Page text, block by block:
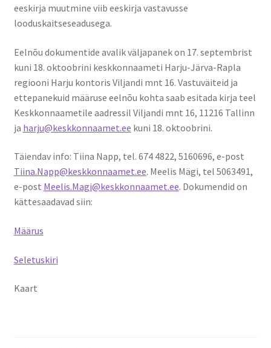
eeskirja muutmine viib eeskirja vastavusse
looduskaitseseadusega.
Eelnõu dokumentide avalik väljapanek on 17. septembrist
kuni 18. oktoobrini keskkonnaameti Harju-Järva-Rapla
regiooni Harju kontoris Viljandi mnt 16. Vastuväiteid ja
ettepanekuid määruse eelnõu kohta saab esitada kirja teel
Keskkonnaametile aadressil Viljandi mnt 16, 11216 Tallinn
ja harju@keskkonnaamet.ee kuni 18. oktoobrini.
Täiendav info: Tiina Napp, tel. 674 4822, 5160696, e-post
Tiina.Napp@keskkonnaamet.ee. Meelis Mägi, tel 5063491,
e-post Meelis.Magi@keskkonnaamet.ee. Dokumendid on
kättesaadavad siin:
Määrus
Seletuskiri
Kaart